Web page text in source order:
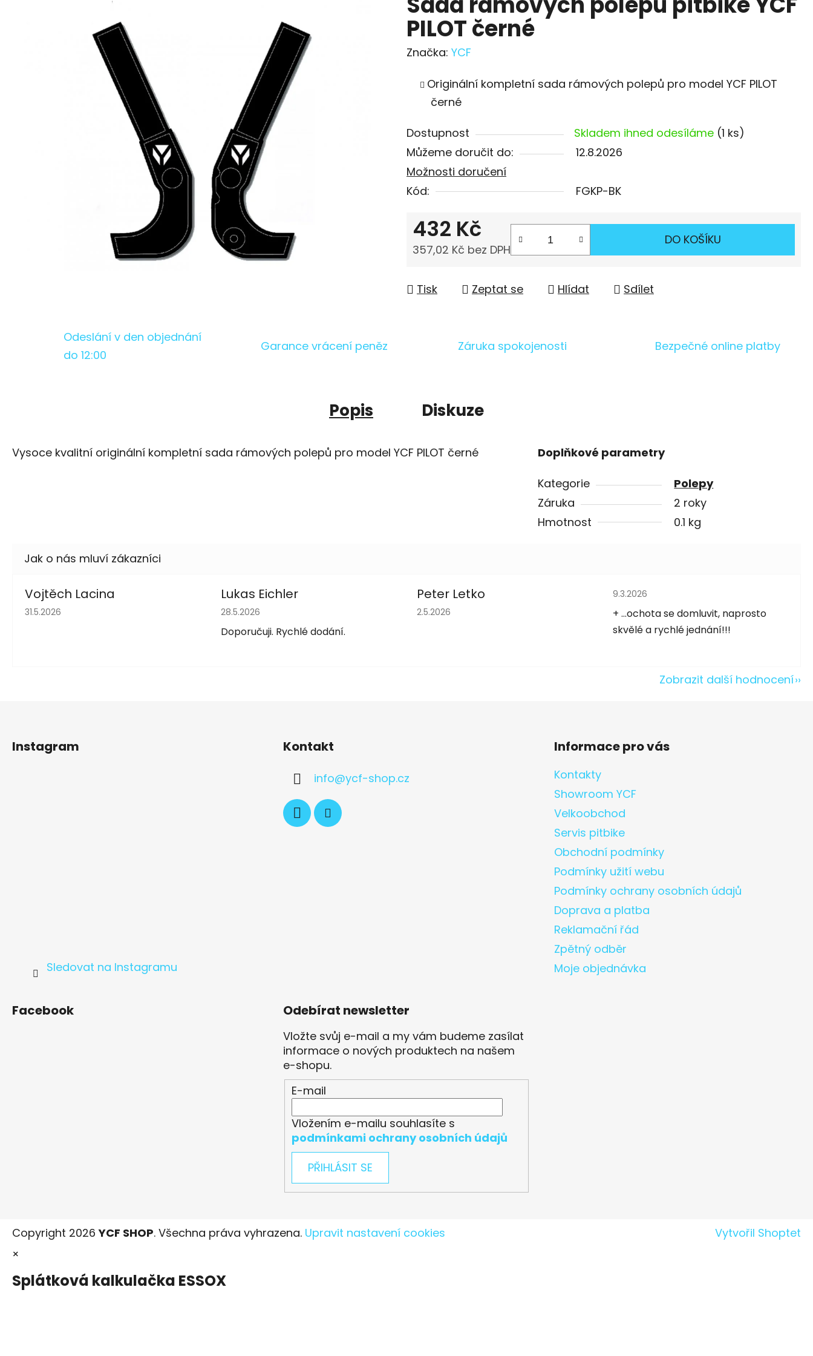
PILOT černé
Značka: YCF
Originální kompletní sada rámových polepů pro model YCF PILOT
černé
Dostupnost Skladem ihned odesíláme (1 ks)
Můžeme doručit do:
12.8.2026
Možnosti doručení
Kód:
FGKP-BK
432 Kč
357,02 Kč bez DPH
DO KOŠÍKU
Tisk Zeptat se Hlídat Sdílet
Odeslání v den objednání
do 12:00
Garance vrácení peněz Záruka spokojenosti Bezpečné online platby
Popis Diskuze
Vysoce kvalitní originální kompletní sada rámových polepů pro model YCF PILOT černé Doplňkové parametry
Kategorie
Polepy
Záruka
2 roky
Hmotnost
0.1 kg
Vojtěch Lacina
Hodnocení obchodu je 5 z 5 hvězdiček.
31.5.2026
Lukas Eichler
Hodnocení obchodu je 5 z 5 hvězdiček.
28.5.2026
Doporučuji. Rychlé dodání.
Peter Letko
Hodnocení obchodu je 5 z 5 hvězdiček.
2.5.2026
Hodnocení obchodu je 5 z 5 hvězdiček.
9.3.2026
+ ...ochota se domluvit, naprosto
skvělé a rychlé jednání!!!
Zobrazit další hodnocení
Instagram
Sledovat na Instagramu
Kontakt
info@ycf-shop.cz
Informace pro vás
Kontakty
Showroom YCF
Velkoobchod
Servis pitbike
Obchodní podmínky
Podmínky užití webu
Podmínky ochrany osobních údajů
Doprava a platba
Reklamační řád
Zpětný odběr
Moje objednávka
Facebook Odebírat newsletter
Vložte svůj e-mail a my vám budeme zasílat
informace o nových produktech na našem
e-shopu.
E-mail
Vložením e-mailu souhlasíte s
podmínkami ochrany osobních údajů
PŘIHLÁSIT SE
Vytvořil Shoptet
Copyright 2026YCF SHOP. Všechna práva vyhrazena. Upravit nastavení cookies
×
Splátková kalkulačka ESSOX